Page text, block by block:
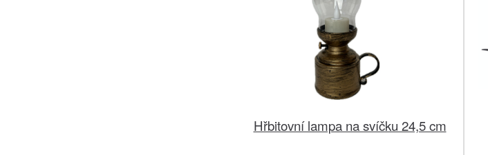
Hřbitovní lampa na svíčku 24,5 cm